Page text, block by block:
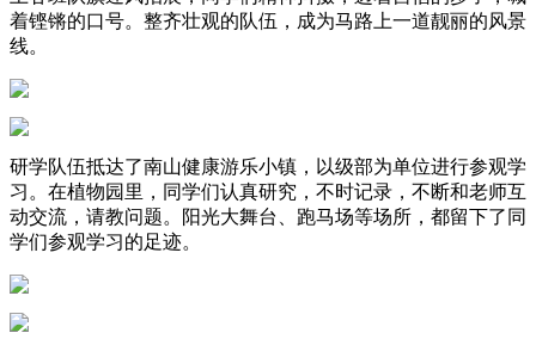
着铿锵的口号。整齐壮观的队伍，成为马路上一道靓丽的风景
线。
研学队伍抵达了南山健康游乐小镇，以级部为单位进行参观学
习。在植物园里，同学们认真研究，不时记录，不断和老师互
动交流，请教问题。阳光大舞台、跑马场等场所，都留下了同
学们参观学习的足迹。